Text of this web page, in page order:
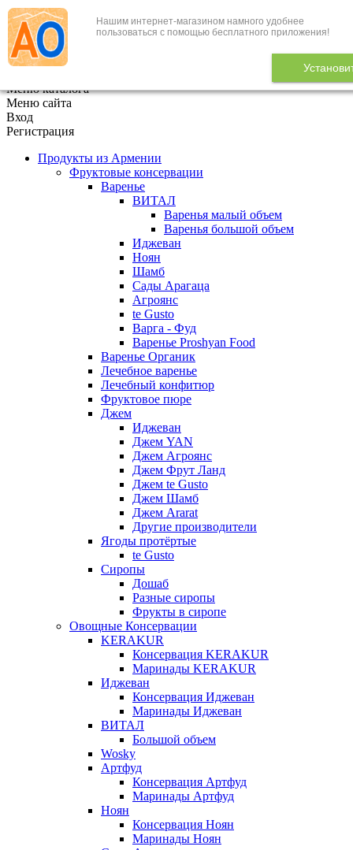
Нашим интернет-магазином намного удобнее
пользоваться с помощью бесплатного приложения!
+7 (495) 646-888-1
В корзине 0
Меню каталога
Меню сайта
Вход
Регистрация
Продукты из Армении
Фруктовые консервации
Варенье
ВИТАЛ
Варенья малый объем
Варенья большой объем
Иджеван
Ноян
Шамб
Сады Арагаца
Агроянс
te Gusto
Варга - Фуд
Варенье Proshyan Food
Варенье Органик
Лечебное варенье
Лечебный конфитюр
Фруктовое пюре
Джем
Иджеван
Джем YAN
Джем Агроянс
Джем Фрут Ланд
Джем te Gusto
Джем Шамб
Джем Ararat
Другие производители
Ягоды протёртые
te Gusto
Сиропы
Дошаб
Разные сиропы
Фрукты в сиропе
Овощные Консервации
KERAKUR
Консервация KERAKUR
Маринады KERAKUR
Иджеван
Консервация Иджеван
Маринады Иджеван
ВИТАЛ
Большой объем
Wosky
Артфуд
Консервация Артфуд
Маринады Артфуд
Ноян
Консервация Ноян
Маринады Ноян